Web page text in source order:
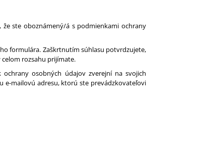
ste oboznámený/á s podmienkami ochrany
formulára. Zaškrtnutím súhlasu potvrdzujete,
rozsahu prijímate.
osobných údajov zverejní na svojich
e-mailovú adresu, ktorú ste prevádzkovateľovi